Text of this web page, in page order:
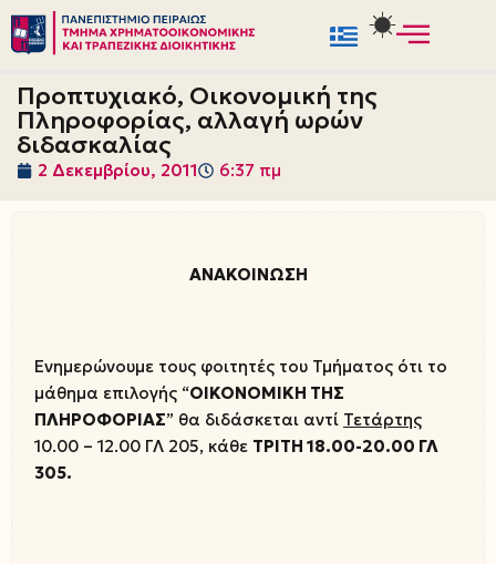
Μεταπηδήστε
στο
περιεχόμενο
Προπτυχιακό, Οικονομική της
Πληροφορίας, αλλαγή ωρών
διδασκαλίας
2 Δεκεμβρίου, 2011 6:37 πμ
ΑΝΑΚΟΙΝΩΣΗ
Ενημερώνουμε τους φοιτητές του Τμήματος ότι το
μάθημα επιλογής “ΟΙΚΟΝΟΜΙΚΗ ΤΗΣ
ΠΛΗΡΟΦΟΡΙΑΣ” θα διδάσκεται αντί Τετάρτης
10.00 – 12.00 ΓΛ 205, κάθε ΤΡΙΤΗ 18.00-20.00 ΓΛ
305.